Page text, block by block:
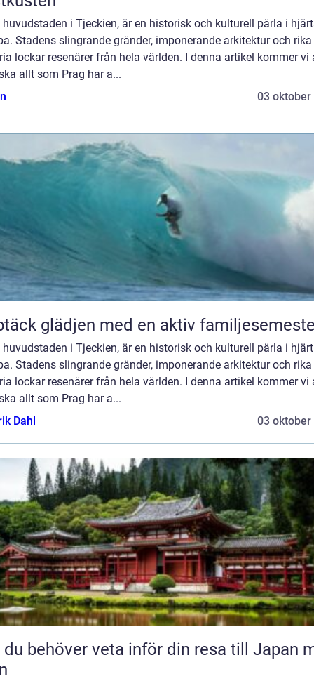
huvudstaden i Tjeckien, är en historisk och kulturell pärla i
Stadens slingrande gränder, imponerande arkitektur och rika
lockar resenärer från hela världen. I denna artikel kommer vi
allt som Prag har a...
03 oktober
glädjen med en aktiv
huvudstaden i Tjeckien, är en historisk och kulturell pärla i
Stadens slingrande gränder, imponerande arkitektur och rika
lockar resenärer från hela världen. I denna artikel kommer vi
allt som Prag har a...
Dahl
03 oktober
behöver veta inför din resa till Japan